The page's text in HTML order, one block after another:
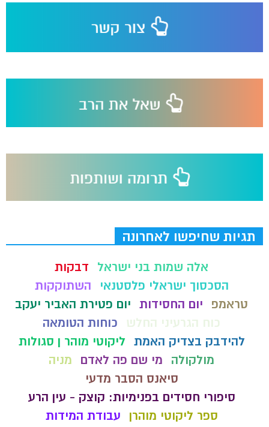
תגיות שחיפשו לאחרונה
אלה שמות בני ישראל
דבקות
הסכסוך ישראלי פלסטנאי
השתוקקות
טראמפ
יום החסידות יום פטירת האביר יעקב
כוח הגרעיני החלש
כוחות הטומאה
להידבק בצדיק האמת ליקוטי מוהר ן סגולות
מולקולה
מי שם פה לאדם
מניה
סיאנס הסבר מדעי
סיפורי חסידים בפנימיות: קוצק - עין הרע
ספר ליקוטי מוהרן
עבודת המידות